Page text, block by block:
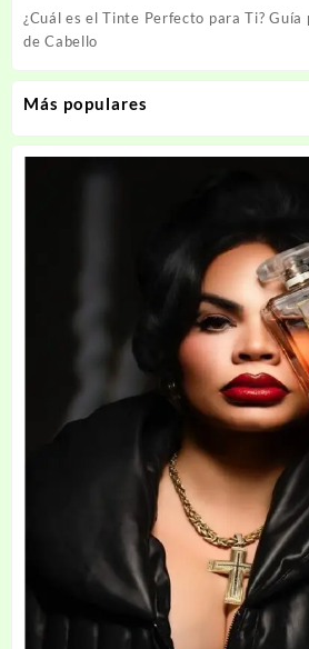
¿Cuál es el Tinte Perfecto para Ti?
de Cabello
Más populares